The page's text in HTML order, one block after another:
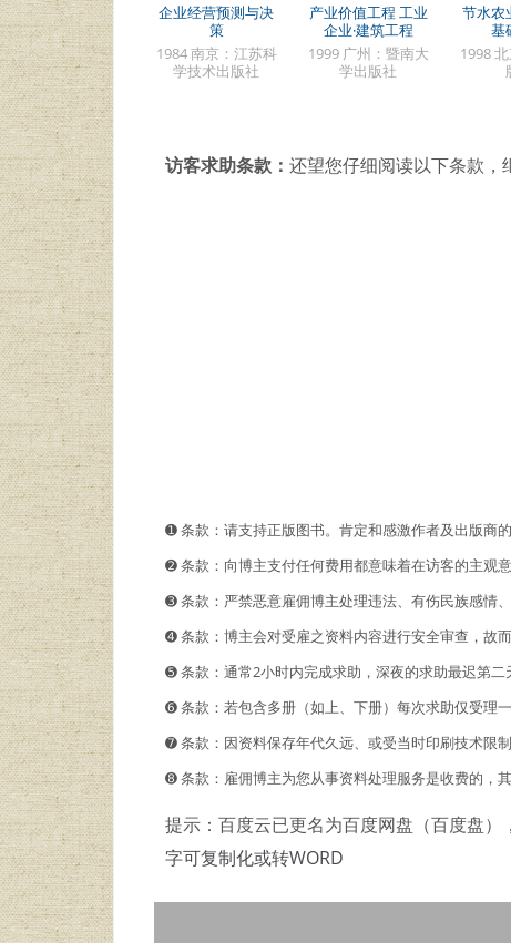
企业经营预测与决
策
1984 南京：江苏科
学技术出版社
产业价值工程 工业
企业·建筑工程
1999 广州：暨南大
学出版社
节水农
基
1998
访客求助条款： 还望您仔细阅读以下条款，
➊️ 条款：请支持正版图书。肯定和感激作者及出版商
➋️️ 条款：向博主支付任何费用都意味着在访客的主观
➌ 条款：严禁恶意雇佣博主处理违法、有伤民族感情
➍ 条款：博主会对受雇之资料内容进行安全审查，故
➎ 条款：通常2小时内完成求助，深夜的求助最迟第二
➏ 条款：若包含多册（如上、下册）每次求助仅受理
➐ 条款：因资料保存年代久远、或受当时印刷技术限
➑ 条款：雇佣博主为您从事资料处理服务是收费的，
提示：百度云已更名为百度网盘（百度盘
字可复制化或转WORD